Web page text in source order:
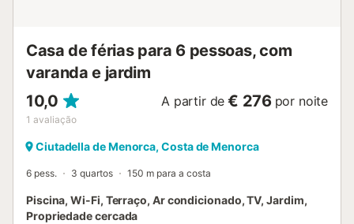
aeroporto d...
Casa de férias para 6 pessoas, com
varanda e jardim
10,0
1 avaliação
A partir de € 276 por noite
Ciutadella de Menorca, Costa de Menorca
6 pess. 3 quartos 150 m para a costa
Piscina, Wi-Fi, Terraço, Ar condicionado, TV, Jardim,
Propriedade cercada